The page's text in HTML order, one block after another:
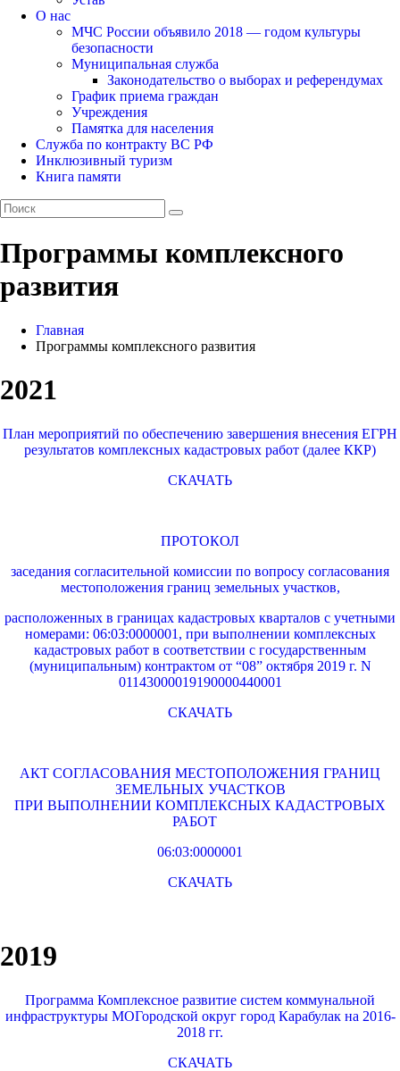
О нас
МЧС России объявило 2018 — годом культуры
безопасности
Муниципальная служба
Законодательство о выборах и референдумах
График приема граждан
Учреждения
Памятка для населения
Служба по контракту ВС РФ
Инклюзивный туризм
Книга памяти
Программы комплексного
развития
Главная
Программы комплексного развития
2021
План мероприятий по обеспечению завершения внесения ЕГРН
результатов комплексных кадастровых работ (далее ККР)
СКАЧАТЬ
ПРОТОКОЛ
заседания согласительной комиссии по вопросу согласования
местоположения границ земельных участков,
расположенных в границах кадастровых кварталов с учетными
номерами: 06:03:0000001, при выполнении комплексных
кадастровых работ в соответствии с государственным
(муниципальным) контрактом от “08” октября 2019 г. N
01143000019190000440001
СКАЧАТЬ
АКТ СОГЛАСОВАНИЯ МЕСТОПОЛОЖЕНИЯ ГРАНИЦ
ЗЕМЕЛЬНЫХ УЧАСТКОВ
ПРИ ВЫПОЛНЕНИИ КОМПЛЕКСНЫХ КАДАСТРОВЫХ
РАБОТ
06:03:0000001
СКАЧАТЬ
2019
Программа Комплексное развитие систем коммунальной
инфраструктуры МОГородской округ город Карабулак на 2016-
2018 гг.
СКАЧАТЬ